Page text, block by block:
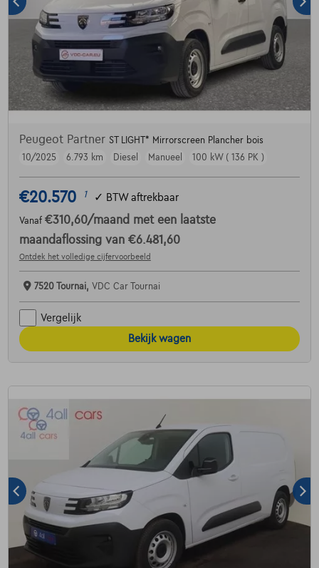
Peugeot Partner ST LIGHT* Mirrorscreen Plancher bois
10/2025
6.793 km Diesel Manueel 100 kW ( 136 PK )
€20.570 1 ✓ BTW aftrekbaar
Vanaf €310,60/maand met een laatste
maandaflossing van €6.481,60
Ontdek het volledige cijfervoorbeeld
7520 Tournai, VDC Car Tournai
Vergelijk
Bekijk wagen